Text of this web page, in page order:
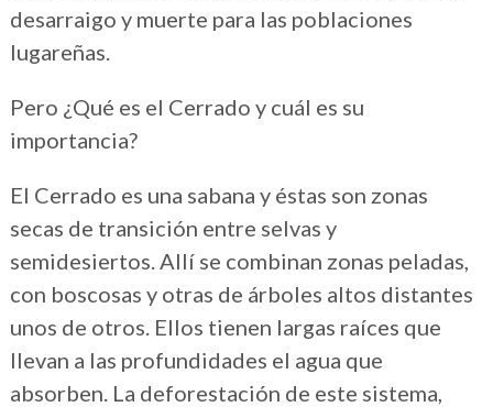
desarraigo y muerte para las poblaciones
lugareñas.
Pero ¿Qué es el Cerrado y cuál es su
importancia?
El Cerrado es una sabana y éstas son zonas
secas de transición entre selvas y
semidesiertos. Allí se combinan zonas peladas,
con boscosas y otras de árboles altos distantes
unos de otros. Ellos tienen largas raíces que
llevan a las profundidades el agua que
absorben. La deforestación de este sistema,